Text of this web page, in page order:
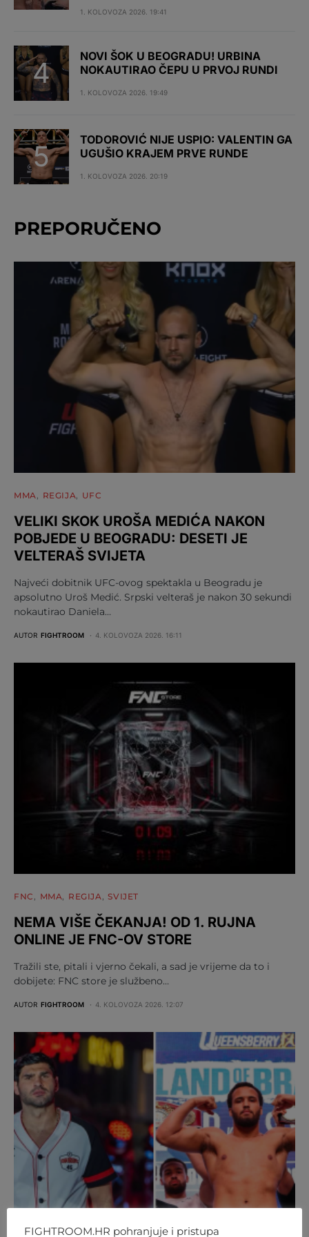
1. KOLOVOZA 2026. 19:41
NOVI ŠOK U BEOGRADU! URBINA
NOKAUTIRAO ČEPU U PRVOJ RUNDI
1. KOLOVOZA 2026. 19:49
TODOROVIĆ NIJE USPIO: VALENTIN GA
UGUŠIO KRAJEM PRVE RUNDE
1. KOLOVOZA 2026. 20:19
PREPORUČENO
MMA REGIJA UFC
VELIKI SKOK UROŠA MEDIĆA NAKON
POBJEDE U BEOGRADU: DESETI JE
VELTERAŠ SVIJETA
Najveći dobitnik UFC-ovog spektakla u Beogradu je
apsolutno Uroš Medić. Srpski velteraš je nakon 30 sekundi
nokautirao Daniela…
AUTOR FIGHTROOM 4. KOLOVOZA 2026. 16:11
FNC MMA REGIJA SVIJET
NEMA VIŠE ČEKANJA! OD 1. RUJNA
ONLINE JE FNC-OV STORE
Tražili ste, pitali i vjerno čekali, a sad je vrijeme da to i
dobijete: FNC store je službeno…
AUTOR FIGHTROOM 4. KOLOVOZA 2026. 12:07
FIGHTROOM.HR pohranjuje i pristupa